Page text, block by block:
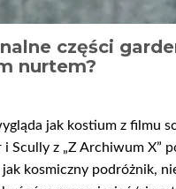
części
nurtem?
jak kostium z filmu
Scully z „Z Archiwum X”
jak kosmiczny